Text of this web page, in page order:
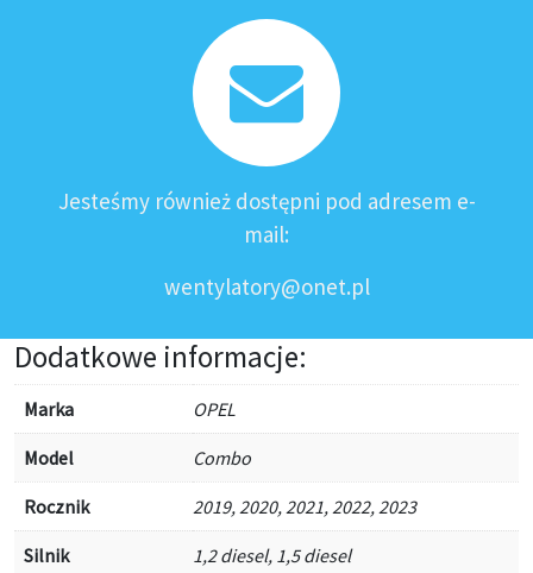
Jesteśmy również dostępni pod adresem e-
mail:
wentylatory@onet.pl
Dodatkowe informacje:
Marka OPEL
Model Combo
Rocznik 2019, 2020, 2021, 2022, 2023
Silnik 1,2 diesel, 1,5 diesel